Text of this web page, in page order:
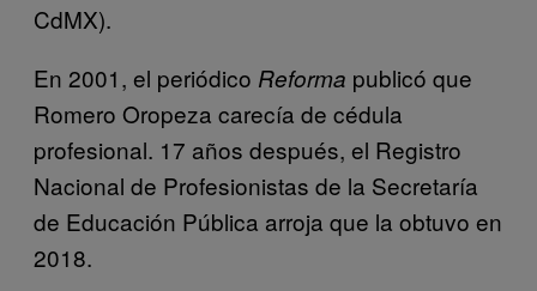
CdMX).
En 2001, el periódico Reforma publicó que
Romero Oropeza carecía de cédula
profesional. 17 años después, el Registro
Nacional de Profesionistas de la Secretaría
de Educación Pública arroja que la obtuvo en
2018.